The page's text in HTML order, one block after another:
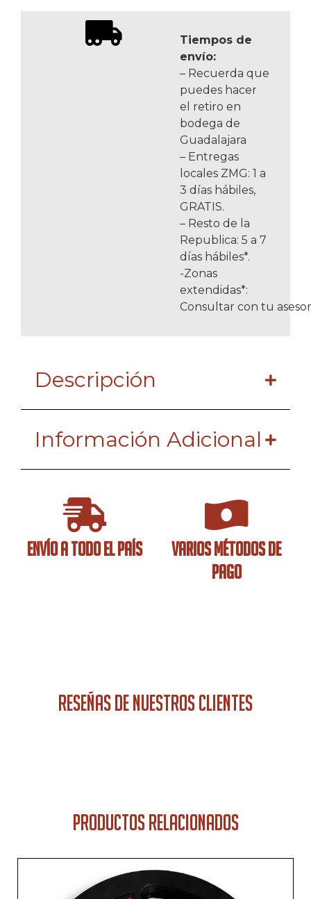
ENVÍO A TODO EL PAÍS
VARIOS MÉTODOS DE
PAGO
Tiempos de
envío:
– Recuerda que
puedes hacer
el retiro en
bodega de
Guadalajara
– Entregas
locales ZMG: 1 a
3 días hábiles,
GRATIS.
– Resto de la
Republica: 5 a 7
días hábiles*.
-Zonas
extendidas*:
Consultar con tu
Descripción
Información Adicional
RESEÑAS DE NUESTROS CLIENTES
PRODUCTOS RELACIONADOS